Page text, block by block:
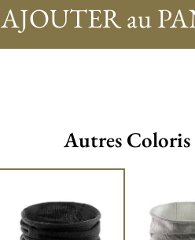
AJOUTER au
Autres Coloris